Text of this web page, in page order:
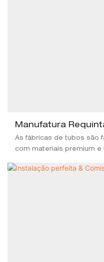
Manufatura
As fábricas de tubos são
com materiais premium e
duradouro e tempo de